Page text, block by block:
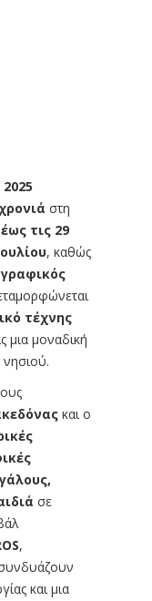
στη
τις 29
, καθώς
γραφικός
τέχνης
μια μοναδική
νησιού.
και ο
σε
,
και μια